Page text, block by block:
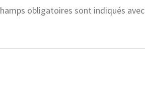
obligatoires sont indiqués avec